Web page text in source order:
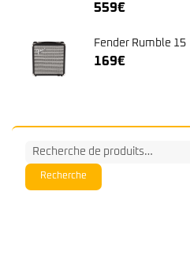
559€
Fender Rumble 15
169€
Recherche
pour :
Recherche